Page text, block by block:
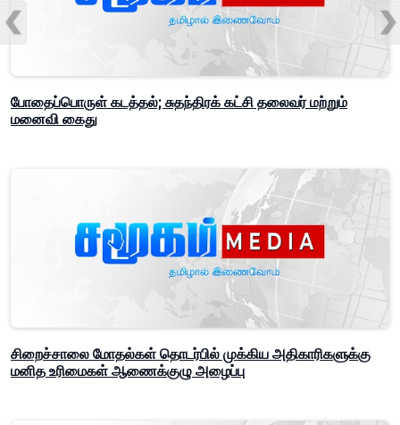
போதைப்பொருள் கடத்தல்; சுதந்திரக் கட்சி தலைவர் மற்றும்
மனைவி கைது
சிறைச்சாலை மோதல்கள் தொடர்பில் முக்கிய அதிகாரிகளுக்கு
மனித உரிமைகள் ஆணைக்குழு அழைப்பு